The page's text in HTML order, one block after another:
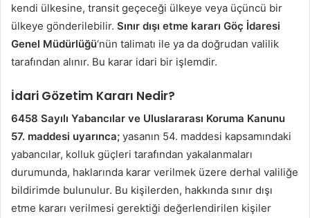
kendi ülkesine, transit geçeceği ülkeye veya üçüncü bir
ülkeye gönderilebilir. Sınır dışı etme kararı Göç İdaresi
Genel Müdürlüğü‘nün talimatı ile ya da doğrudan valilik
tarafından alınır. Bu karar idari bir işlemdir.
İdari Gözetim Kararı Nedir?
6458 Sayılı Yabancılar ve Uluslararası Koruma Kanunu
57. maddesi uyarınca; yasanın 54. maddesi kapsamındaki
yabancılar, kolluk güçleri tarafından yakalanmaları
durumunda, haklarında karar verilmek üzere derhal valiliğe
bildirimde bulunulur. Bu kişilerden, hakkında sınır dışı
etme kararı verilmesi gerektiği değerlendirilen kişiler